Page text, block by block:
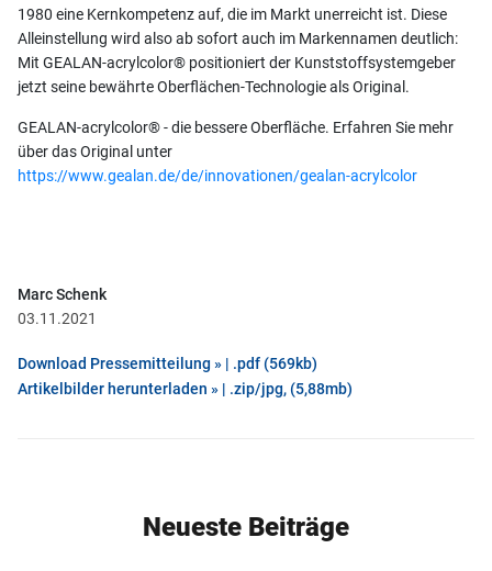
1980 eine Kernkompetenz auf, die im Markt unerreicht ist. Diese
Alleinstellung wird also ab sofort auch im Markennamen deutlich:
Mit GEALAN-acrylcolor® positioniert der Kunststoffsystemgeber
jetzt seine bewährte Oberflächen-Technologie als Original.
GEALAN-acrylcolor® - die bessere Oberfläche. Erfahren Sie mehr
über das Original unter
https://www.gealan.de/de/innovationen/gealan-acrylcolor
Marc Schenk
03.11.2021
Download Pressemitteilung » | .pdf (569kb)
Artikelbilder herunterladen » | .zip/jpg, (5,88mb)
Neueste Beiträge